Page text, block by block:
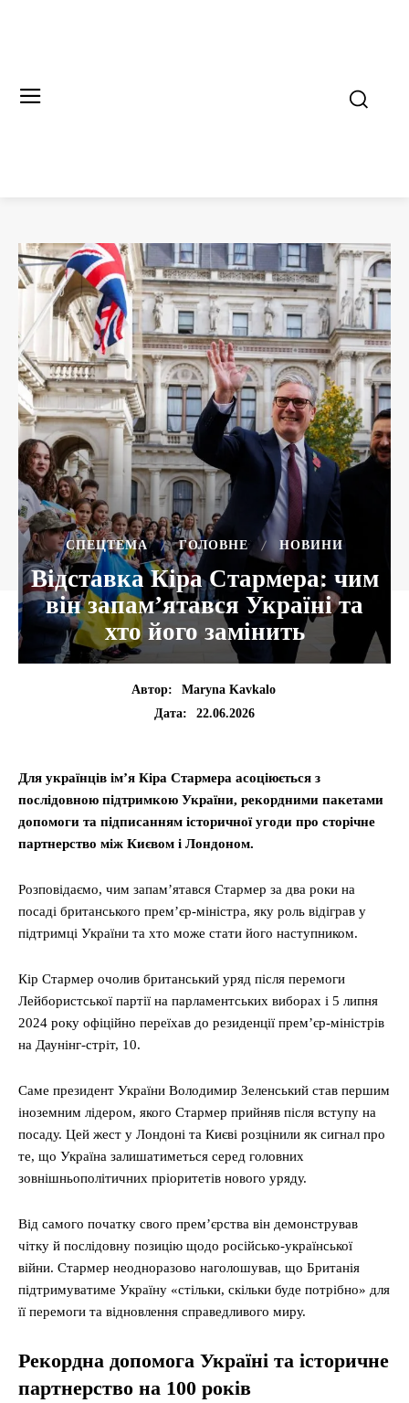
CПЕЦТЕМА ГОЛОВНЕ НОВИНИ
Відставка Кіра Стармера: чим
він запам’ятався Україні та
хто його замінить
Автор:
Maryna Kavkalo
Дата:
22.06.2026
Для українців ім’я Кіра Стармера асоціюється з
послідовною підтримкою України, рекордними пакетами
допомоги та підписанням історичної угоди про сторічне
партнерство між Києвом і Лондоном.
Розповідаємо, чим запам’ятався Стармер за два роки на
посаді британського прем’єр-міністра, яку роль відіграв у
підтримці України та хто може стати його наступником.
Кір Стармер очолив британський уряд після перемоги
Лейбористської партії на парламентських виборах і 5 липня
2024 року офіційно переїхав до резиденції прем’єр-міністрів
на Даунінг-стріт, 10.
Саме президент України Володимир Зеленський став першим
іноземним лідером, якого Стармер прийняв після вступу на
посаду. Цей жест у Лондоні та Києві розцінили як сигнал про
те, що Україна залишатиметься серед головних
зовнішньополітичних пріоритетів нового уряду.
Від самого початку свого прем’єрства він демонстрував
чітку й послідовну позицію щодо російсько-української
війни. Стармер неодноразово наголошував, що Британія
підтримуватиме Україну «стільки, скільки буде потрібно» для
її перемоги та відновлення справедливого миру.
Рекордна допомога Україні та історичне
партнерство на 100 років